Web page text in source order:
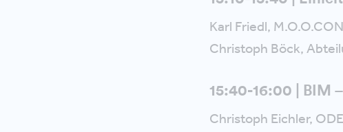
Karl Friedl, M.O.O.CON
Christoph Böck,
15:40-16:00 | BIM
Christoph Eichler,